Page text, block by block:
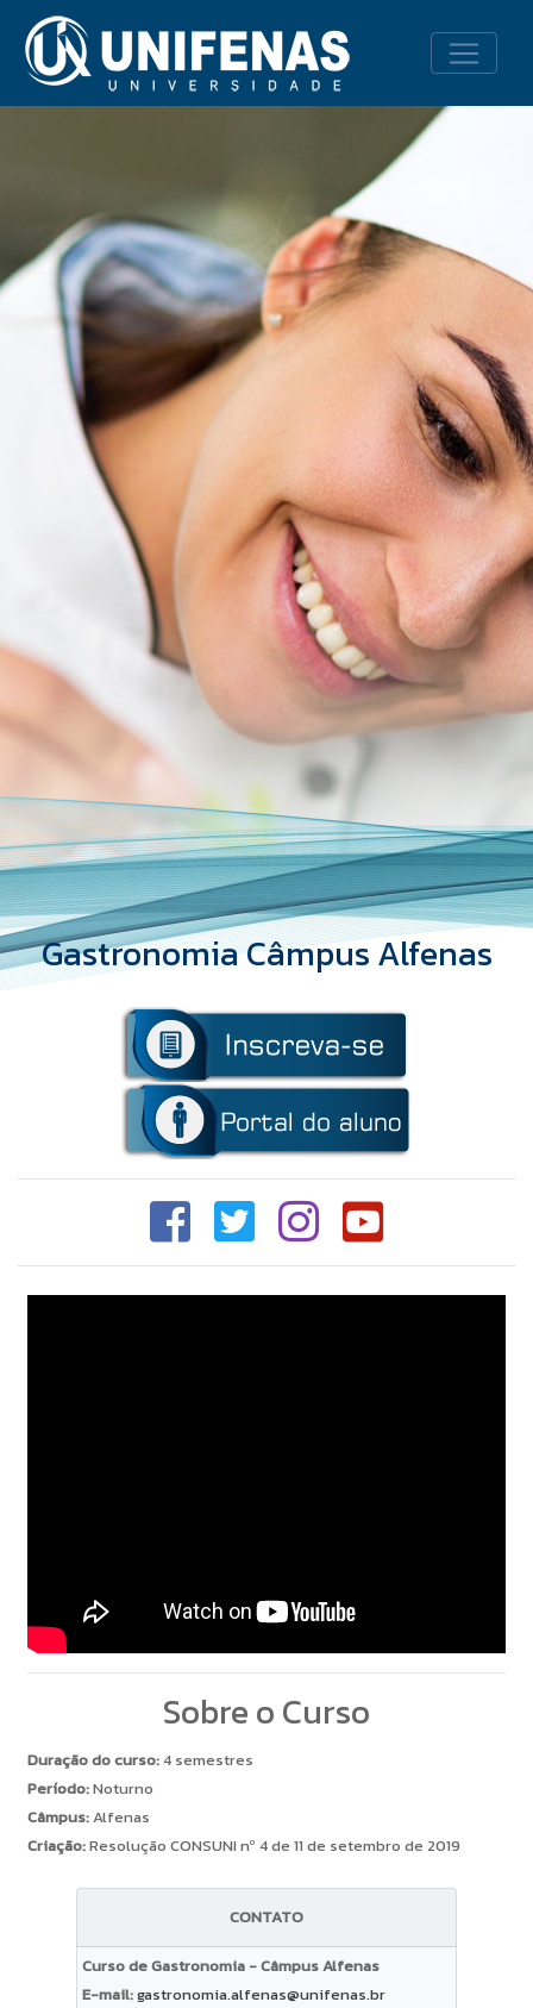
Gastronomia Câmpus Alfenas
Sobre o Curso
Duração do curso:4 semestres
Período:Noturno
Câmpus:Alfenas
Criação:Resolução CONSUNI nº 4 de 11 de setembro de 2019
CONTATO
Curso de Gastronomia - Câmpus Alfenas
E-mail:gastronomia.alfenas@unifenas.br